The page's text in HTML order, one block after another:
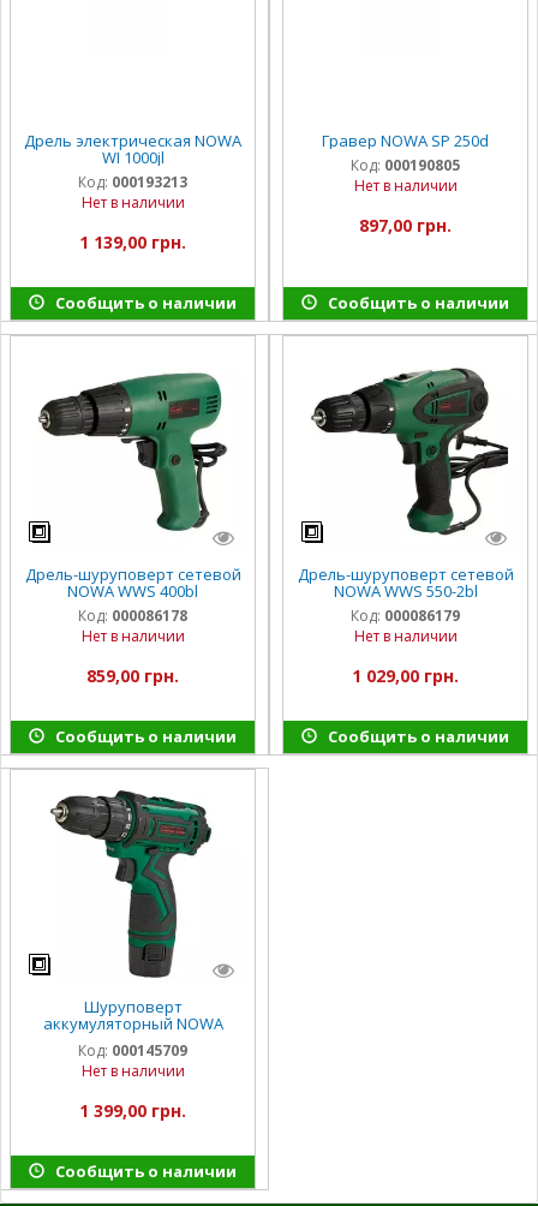
Дрель электрическая NOWA
WI 1000jl
Код: 000193213
Нет в наличии
1 139,00 грн.
Сообщить о наличии
Гравер NOWA SP 250d
Код: 000190805
Нет в наличии
897,00 грн.
Сообщить о наличии
Дрель-шуруповерт сетевой
NOWA WWS 400bl
Код: 000086178
Нет в наличии
859,00 грн.
Сообщить о наличии
Дрель-шуруповерт сетевой
NOWA WWS 550-2bl
Код: 000086179
Нет в наличии
1 029,00 грн.
Сообщить о наличии
Шуруповерт
аккумуляторный NOWA
WA1215blb
Код: 000145709
Нет в наличии
1 399,00 грн.
Сообщить о наличии